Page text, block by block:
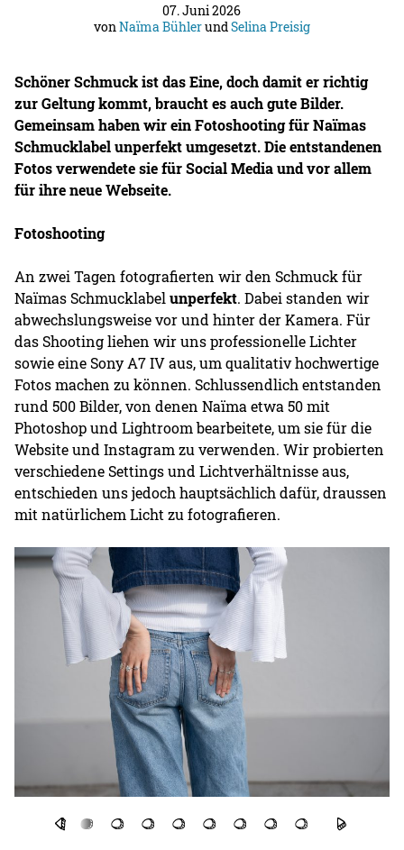
07. Juni 2026
vonNaïma BühlerundSelina Preisig
Schöner Schmuck ist das Eine, doch damit er richtig
zur Geltung kommt, braucht es auch gute Bilder.
Gemeinsam haben wir ein Fotoshooting für Naïmas
Schmucklabelunperfektumgesetzt. Die entstandenen
Fotos verwendete sie für Social Media und vor allem
für ihre neue Webseite.
Fotoshooting
An zwei Tagen fotografierten wir den Schmuck für
Naïmas Schmucklabelunperfekt. Dabei standen wir
abwechslungsweise vor und hinter der Kamera. Für
das Shooting liehen wir uns professionelle Lichter
sowie eine Sony A7 IV aus, um qualitativ hochwertige
Fotos machen zu können. Schlussendlich entstanden
rund 500 Bilder, von denen Naïma etwa 50 mit
Photoshop und Lightroom bearbeitete, um sie für die
Website und Instagram zu verwenden. Wir probierten
verschiedene Settings und Lichtverhältnisse aus,
entschieden uns jedoch hauptsächlich dafür, draussen
mit natürlichem Licht zu fotografieren.